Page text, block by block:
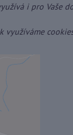
i pro Vaše
využíváme